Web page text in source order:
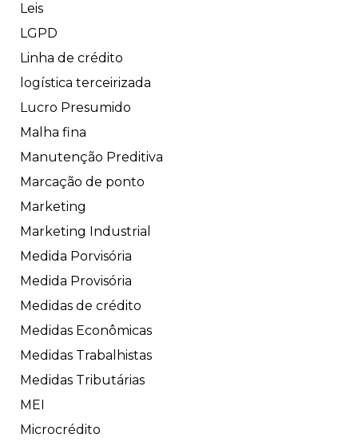
Leis
LGPD
Linha de crédito
logística terceirizada
Lucro Presumido
Malha fina
Manutenção Preditiva
Marcação de ponto
Marketing
Marketing Industrial
Medida Porvisória
Medida Provisória
Medidas de crédito
Medidas Econômicas
Medidas Trabalhistas
Medidas Tributárias
MEI
Microcrédito